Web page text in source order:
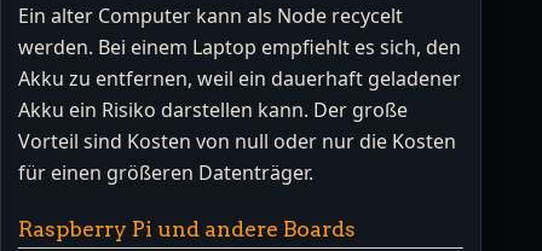
Ein alter Computer kann als Node recycelt
werden. Bei einem Laptop empfiehlt es sich, den
Akku zu entfernen, weil ein dauerhaft geladener
Akku ein Risiko darstellen kann. Der große
Vorteil sind Kosten von null oder nur die Kosten
für einen größeren Datenträger.
Raspberry Pi und andere Boards